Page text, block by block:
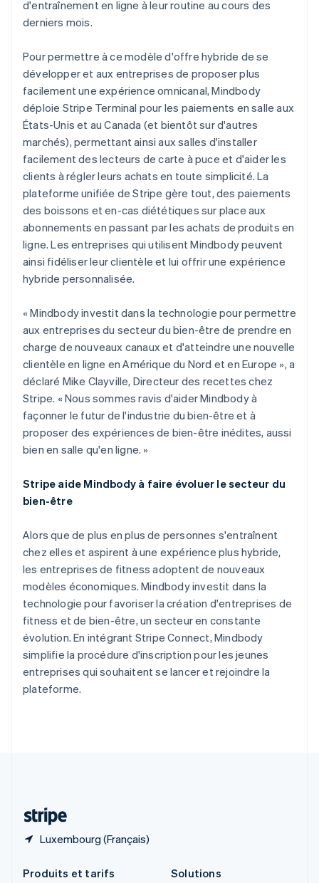
d'entraînement en ligne à leur routine au cours des
derniers mois.
Pour permettre à ce modèle d'offre hybride de se
développer et aux entreprises de proposer plus
facilement une expérience omnicanal, Mindbody
déploie Stripe Terminal pour les paiements en salle aux
États-Unis et au Canada (et bientôt sur d'autres
marchés), permettant ainsi aux salles d'installer
facilement des lecteurs de carte à puce et d'aider les
clients à régler leurs achats en toute simplicité. La
plateforme unifiée de Stripe gère tout, des paiements
des boissons et en-cas diététiques sur place aux
abonnements en passant par les achats de produits en
ligne. Les entreprises qui utilisent Mindbody peuvent
ainsi fidéliser leur clientèle et lui offrir une expérience
hybride personnalisée.
« Mindbody investit dans la technologie pour permettre
aux entreprises du secteur du bien-être de prendre en
charge de nouveaux canaux et d'atteindre une nouvelle
clientèle en ligne en Amérique du Nord et en Europe », a
déclaré Mike Clayville, Directeur des recettes chez
Stripe. « Nous sommes ravis d'aider Mindbody à
façonner le futur de l'industrie du bien-être et à
proposer des expériences de bien-être inédites, aussi
bien en salle qu'en ligne. »
Stripe aide Mindbody à faire évoluer le secteur du
bien-être
Alors que de plus en plus de personnes s'entraînent
chez elles et aspirent à une expérience plus hybride,
les entreprises de fitness adoptent de nouveaux
modèles économiques. Mindbody investit dans la
technologie pour favoriser la création d'entreprises de
fitness et de bien-être, un secteur en constante
évolution. En intégrant Stripe Connect, Mindbody
simplifie la procédure d'inscription pour les jeunes
entreprises qui souhaitent se lancer et rejoindre la
plateforme.
Luxembourg (Français)
Grèce
English
English
Inde
English
Irlande
English
Italie
Italiano English
日本語 English
Lettonie
English
Liechtenstein
DeutschEnglish
Lituanie
English
Luxembourg
Français DeutschEnglish
English简体中文
Malte
English
Mexique
EspañolEnglish
Norvège
English
Nouvelle-Zélande
English
Pays-Bas
NederlandsEnglish
English
Portugal
R.A.S. de Hong Kong, Chine
English 简体中文
République tchèque
English
Roumanie
English
Royaume-Uni
English
Singapour
English简体中文
Slovaquie
English
Produits et tarifs
Solutions